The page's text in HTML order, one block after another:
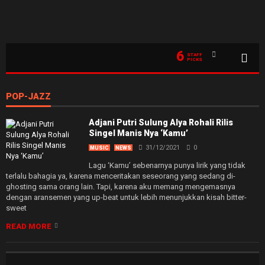
6
STAFF
PICKS
POP-JAZZ
Adjani Putri Sulung Alya Rohali Rilis
Singel Manis Nya ‘Kamu’
MUSIC NEWS 31/12/2021 0
Lagu ‘Kamu’ sebenarnya punya lirik yang tidak
terlalu bahagia ya, karena menceritakan seseorang yang sedang di-
ghosting sama orang lain. Tapi, karena aku memang mengemasnya
dengan aransemen yang up-beat untuk lebih menunjukkan kisah bitter-
sweet
READ MORE